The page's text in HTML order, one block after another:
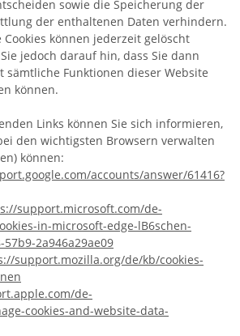
sowie die Speicherung der
der enthaltenen Daten verhindern.
können jederzeit gelöscht
jedoch darauf hin, dass Sie dann
sämtliche Funktionen dieser Website
können.
Links können Sie sich informieren,
den wichtigsten Browsern verwalten
können:
accounts/answer/61416?
support.microsoft.com/de-
in-microsoft-edge-lB6schen-
2a946a29ae09
support.mozilla.org/de/kb/cookies-
de-
cookies-and-website-data-